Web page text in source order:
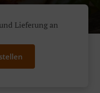
Lieferung an